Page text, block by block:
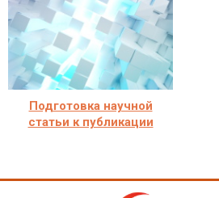
Подготовка научной
статьи к публикации